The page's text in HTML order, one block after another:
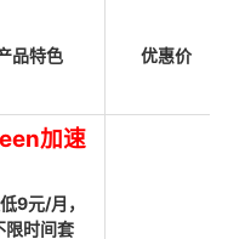
品特色 优惠价
加速
9元/月，
限时间套